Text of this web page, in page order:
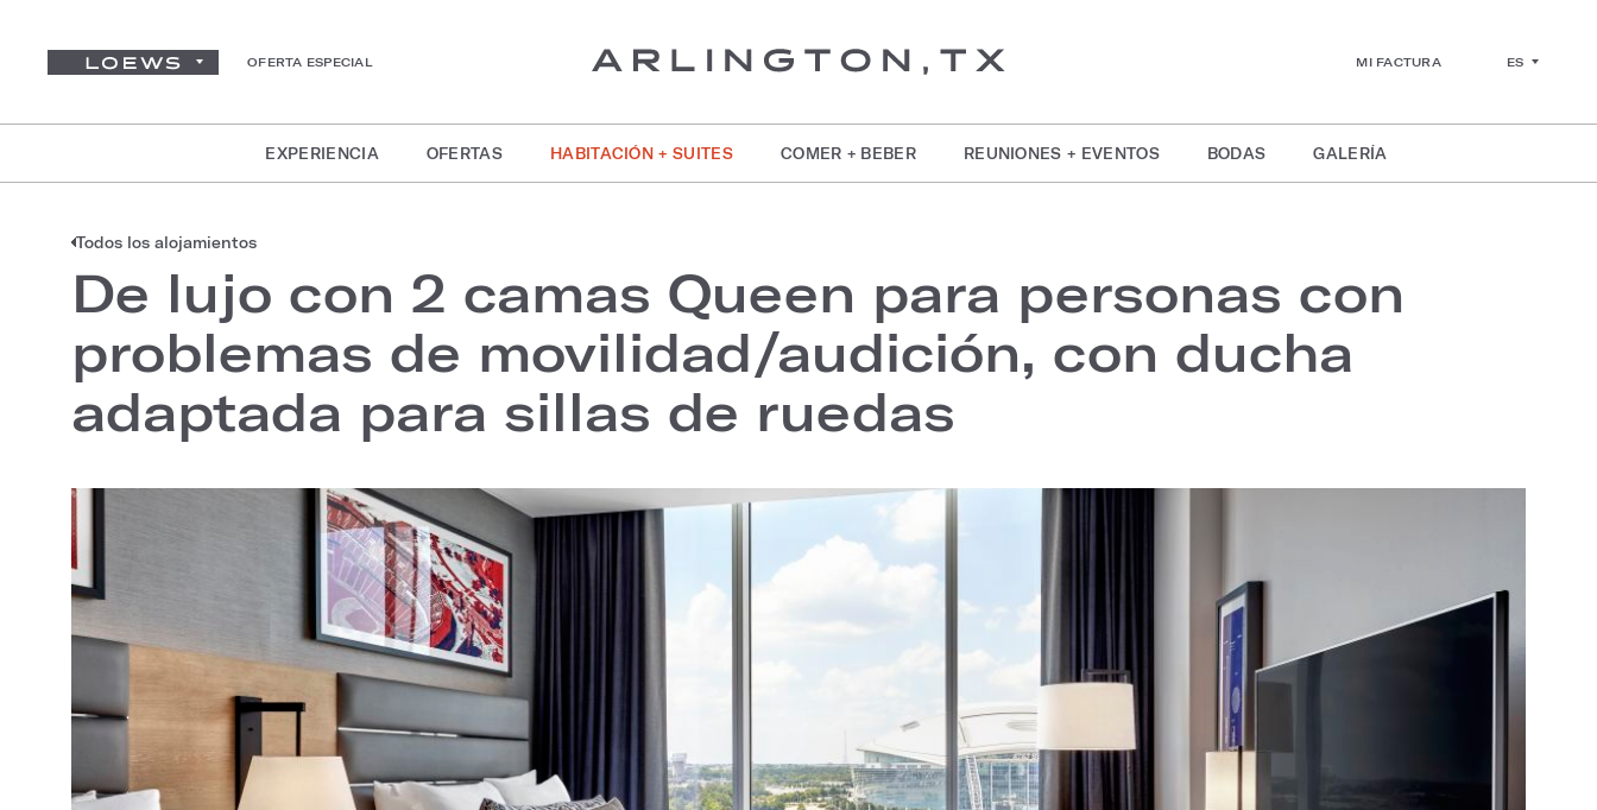
OFERTA ESPECIAL MI FACTURA ES
EXPERIENCIA OFERTAS HABITACIÓN + SUITES COMER + BEBER REUNIONES + EVENTOS BODAS GALERÍA
Todos los alojamientos
De lujo con 2 camas Queen para personas con
problemas de movilidad/audición, con ducha
adaptada para sillas de ruedas